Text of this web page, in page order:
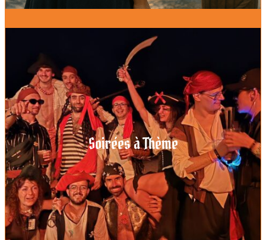
Soirées à Thème